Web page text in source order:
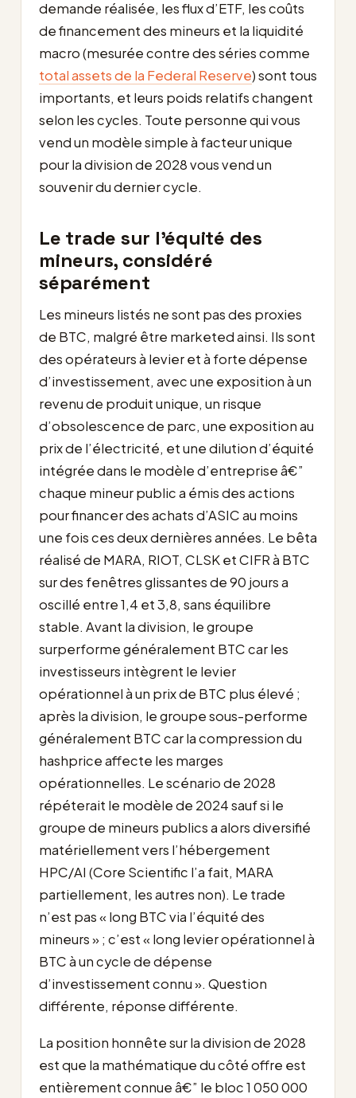
demande réalisée, les flux d’ETF, les coûts
de financement des mineurs et la liquidité
macro (mesurée contre des séries comme
total assets de la Federal Reserve) sont tous
importants, et leurs poids relatifs changent
selon les cycles. Toute personne qui vous
vend un modèle simple à facteur unique
pour la division de 2028 vous vend un
souvenir du dernier cycle.
Le trade sur l’équité des
mineurs, considéré
séparément
Les mineurs listés ne sont pas des proxies
de BTC, malgré être marketed ainsi. Ils sont
des opérateurs à levier et à forte dépense
d’investissement, avec une exposition à un
revenu de produit unique, un risque
d’obsolescence de parc, une exposition au
prix de l’électricité, et une dilution d’équité
intégrée dans le modèle d’entreprise â€”
chaque mineur public a émis des actions
pour financer des achats d’ASIC au moins
une fois ces deux dernières années. Le bêta
réalisé de MARA, RIOT, CLSK et CIFR à BTC
sur des fenêtres glissantes de 90 jours a
oscillé entre 1,4 et 3,8, sans équilibre
stable. Avant la division, le groupe
surperforme généralement BTC car les
investisseurs intègrent le levier
opérationnel à un prix de BTC plus élevé ;
après la division, le groupe sous-performe
généralement BTC car la compression du
hashprice affecte les marges
opérationnelles. Le scénario de 2028
répéterait le modèle de 2024 sauf si le
groupe de mineurs publics a alors diversifié
matériellement vers l’hébergement
HPC/AI (Core Scientific l’a fait, MARA
partiellement, les autres non). Le trade
n’est pas « long BTC via l’équité des
mineurs » ; c’est « long levier opérationnel à
BTC à un cycle de dépense
d’investissement connu ». Question
différente, réponse différente.
La position honnête sur la division de 2028
est que la mathématique du côté offre est
entièrement connue â€” le bloc 1 050 000